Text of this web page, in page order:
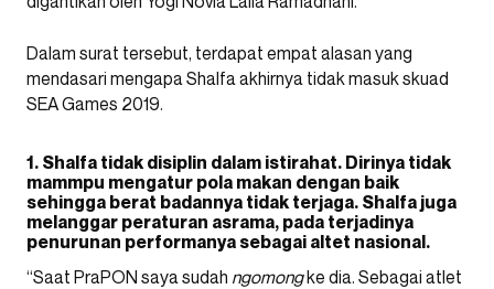
Dalam surat tersebut, terdapat empat alasan yang
mendasari mengapa Shalfa akhirnya tidak masuk skuad
SEA Games 2019.
1. Shalfa tidak disiplin dalam istirahat. Dirinya tidak
mammpu mengatur pola makan dengan baik
sehingga berat badannya tidak terjaga. Shalfa juga
melanggar peraturan asrama, pada terjadinya
penurunan performanya sebagai altet nasional.
“Saat PraPON saya sudah ngomongke dia. Sebagai atlet